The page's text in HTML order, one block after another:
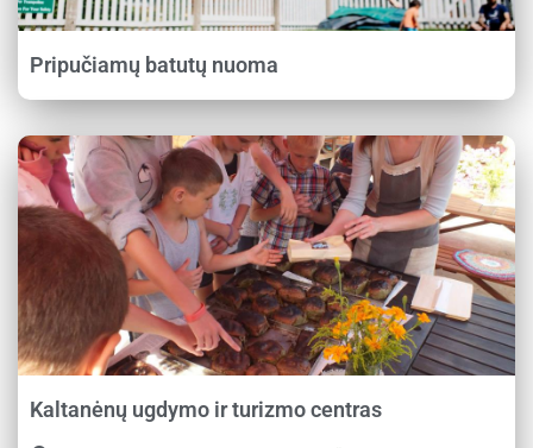
Pripučiamų batutų nuoma
Kaltanėnų ugdymo ir turizmo centras